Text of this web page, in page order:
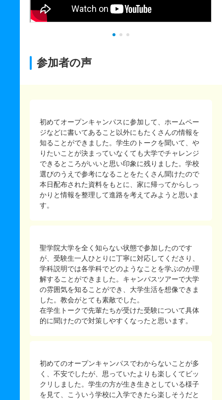
参加者の声
初めてオープンキャンパスに参加して、ホームペー
ジなどに書いてあること以外にもたくさんの情報を
知ることができました。学生のトークを聞いて、や
りたいことが決まっていなくても大学でチャレンジ
できるところがいいと思い印象に残りました。学校
選びのうえで参考になることをたくさん聞けたので
本日配布された資料をもとに、家に帰ってからしっ
かりと情報を整理して進路を考えてみようと思いま
す。
聖学院大学を全く知らない状態で参加したのです
が、受験生一人ひとりに丁寧に対応してくださり、
学科説明では各学科でどのようなことを学ぶのか理
解することができました。キャンパスツアーで大学
の雰囲気を知ることができ、大学生活を想像できま
した。教会がとても素敵でした。
在学生トークで先輩たちが受けた受験について具体
的に聞けたので対策しやすくなったと思います。
初めてのオープンキャンパスでわからないことが多
く、不安でしたが、思っていたよりも楽しくてビッ
クリしました。学生の方が生き生きとしている様子
を見て、こういう学校に入学できたら楽しそうだと